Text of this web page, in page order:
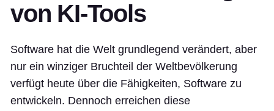
von KI-Tools
Software hat die Welt grundlegend verändert, aber
nur ein winziger Bruchteil der Weltbevölkerung
verfügt heute über die Fähigkeiten, Software zu
entwickeln. Dennoch erreichen diese